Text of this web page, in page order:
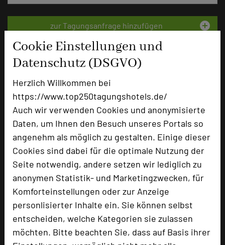
Cookie Einstellungen und
Datenschutz (DSGVO)
Herzlich Willkommen bei
https://www.top250tagungshotels.de/
Auch wir verwenden Cookies und anonymisierte
Daten, um Ihnen den Besuch unseres Portals so
angenehm als möglich zu gestalten. Einige dieser
Cookies sind dabei für die optimale Nutzung der
Seite notwendig, andere setzen wir lediglich zu
anonymen Statistik- und Marketingzwecken, für
Komforteinstellungen oder zur Anzeige
personlisierter Inhalte ein. Sie können selbst
entscheiden, welche Kategorien sie zulassen
möchten. Bitte beachten Sie, dass auf Basis ihrer
zur Tagungsanfrage hinzufügen add_circle
Bewertung
Tagungsplaner
Tagungsleiter
Tagungsteilnehmer
Hoteldaten
Max. Tagungskapazität (Personen)